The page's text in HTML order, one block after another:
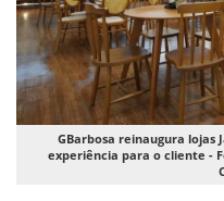
GBarbosa reinaugura lojas
experiência para o cliente -